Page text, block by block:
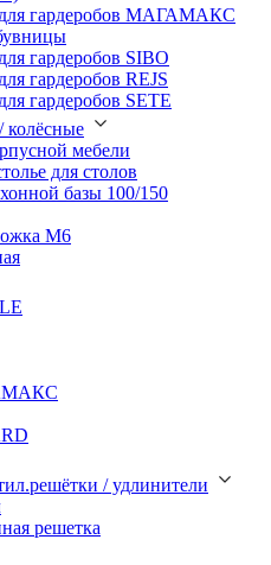
гардеробов МАГАМАКС
гардеробов SIBO
гардеробов REJS
гардеробов SETE
мебели
для столов
базы 100/150
М6
/ удлинители
решетка